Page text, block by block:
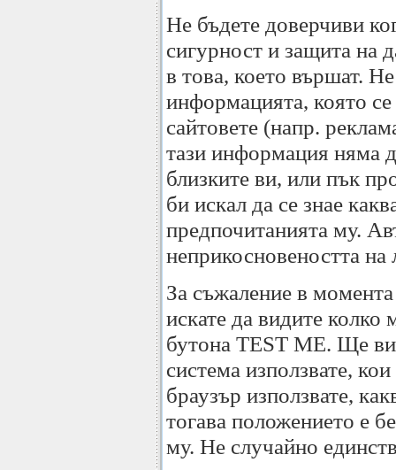
Не бъдете доверчиви
сигурност и защита на
в това, което вършат.
информацията, която
сайтовете (напр.
тази информация няма
близките ви, или пък
би искал да се знае
предпочитанията му.
неприкосновеността на
За съжаление в
искате да видите
бутона TEST ME. Ще
система използвате,
браузър използвате,
тогава положението е
му. Не случайно